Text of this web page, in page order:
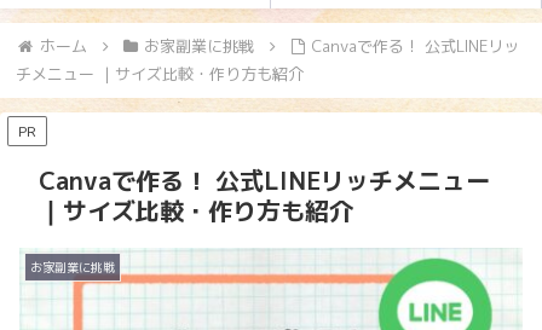
ホーム お家副業に挑戦
Canvaで作る！ 公式LINEリッ
チメニュー ｜サイズ比較・作り方も紹介
PR
Canvaで作る！ 公式LINEリッチメニュー
｜サイズ比較・作り方も紹介
お家副業に挑戦